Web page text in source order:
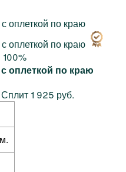
100%
оплеткой по краю
Сплит 1 925 руб.